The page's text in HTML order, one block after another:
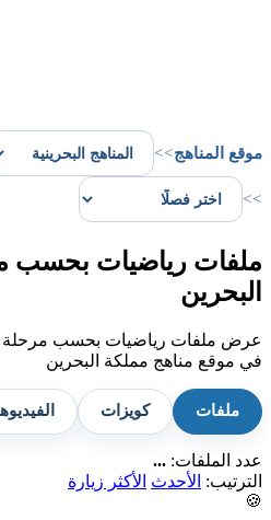
موقع المناهج>>
>>
ملفات رياضيات بحسب
البحرين
عرض ملفات رياضيات بحسب مرحلة
في موقع مناهج مملكة البحرين
ملفات كويزات
عدد الملفات: ...
الترتيب:
الأحدث
الأكثر زيارة
🍪